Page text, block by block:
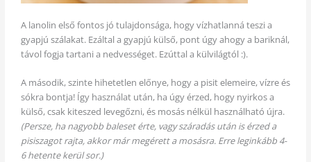
A lanolin első fontos jó tulajdonsága, hogy vízhatlanná teszi a
gyapjú szálakat. Ezáltal a gyapjú külső, pont úgy ahogy a bariknál,
távol fogja tartani a nedvességet. Ezúttal a külvilágtól :).
A második, szinte hihetetlen előnye, hogy a pisit elemeire, vízre és
sókra bontja! Így használat után, ha úgy érzed, hogy nyirkos a
külső, csak kiteszed levegőzni, és mosás nélkül használható újra.
(Persze, ha nagyobb baleset érte, vagy száradás után is érzed a
pisiszagot rajta, akkor már megérett a mosásra. Erre leginkább 4-
6 hetente kerül sor.)